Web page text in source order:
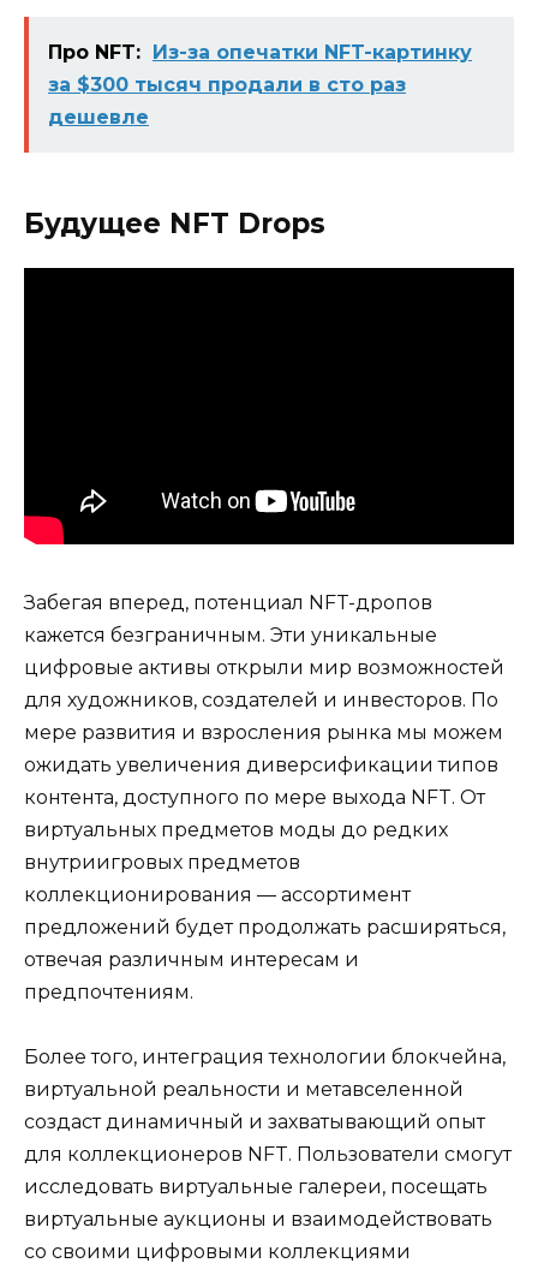
Про NFT: Из-за опечатки NFT-картинку
за $300 тысяч продали в сто раз
дешевле
Будущее NFT Drops
Забегая вперед, потенциал NFT-дропов
кажется безграничным. Эти уникальные
цифровые активы открыли мир возможностей
для художников, создателей и инвесторов. По
мере развития и взросления рынка мы можем
ожидать увеличения диверсификации типов
контента, доступного по мере выхода NFT. От
виртуальных предметов моды до редких
внутриигровых предметов
коллекционирования — ассортимент
предложений будет продолжать расширяться,
отвечая различным интересам и
предпочтениям.
Более того, интеграция технологии блокчейна,
виртуальной реальности и метавселенной
создаст динамичный и захватывающий опыт
для коллекционеров NFT. Пользователи смогут
исследовать виртуальные галереи, посещать
виртуальные аукционы и взаимодействовать
со своими цифровыми коллекциями